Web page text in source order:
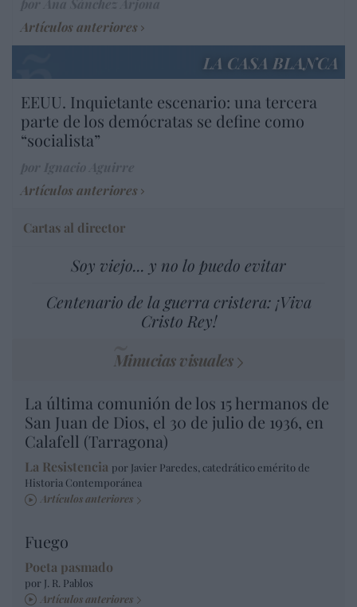
Artículos anteriores
LA CASA BLANCA
EEUU. Inquietante escenario: una tercera
parte de los demócratas se define como
“socialista”
Artículos anteriores
Cartas al director
Soy viejo... y no lo puedo evitar
Centenario de la guerra cristera: ¡Viva
Cristo Rey!
Minucias visuales
La última comunión de los 15 hermanos de
San Juan de Dios, el 30 de julio de 1936, en
Calafell (Tarragona)
La Resistencia por Javier Paredes, catedrático emérito de
Historia Contemporánea
Artículos anteriores
Fuego
Poeta pasmado
por J. R. Pablos
Artículos anteriores